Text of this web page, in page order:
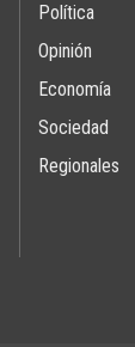
Política
Opinión
Economía
Sociedad
Regionales